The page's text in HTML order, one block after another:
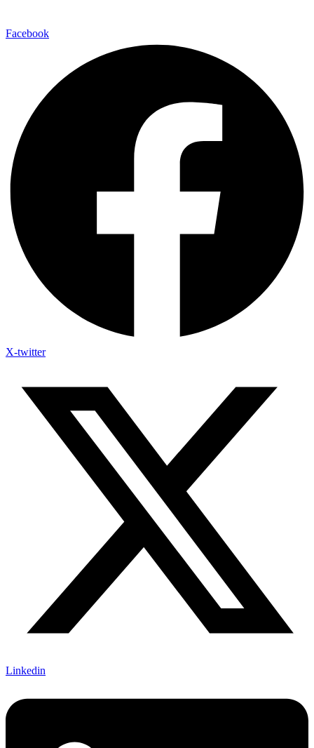
Facebook
X-twitter
Linkedin